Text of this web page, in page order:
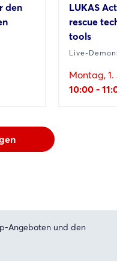
den
LUKAS
rescue
tools
Live-
Montag, 1.
10:00 -
Angeboten und den